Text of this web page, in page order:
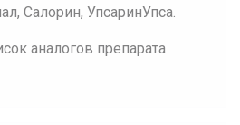
Салорин, УпсаринУпса.
аналогов препарата